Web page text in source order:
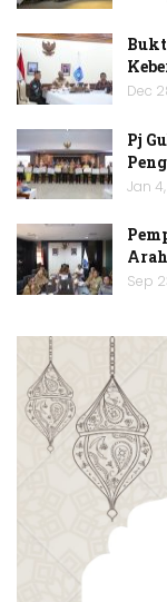
Dec
Pj
Jan
Sep